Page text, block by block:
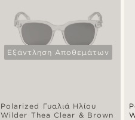
Εξάντληση Αποθεμάτων
Polarized Γυαλιά Ηλίου
Wilder Thea Clear & Brown